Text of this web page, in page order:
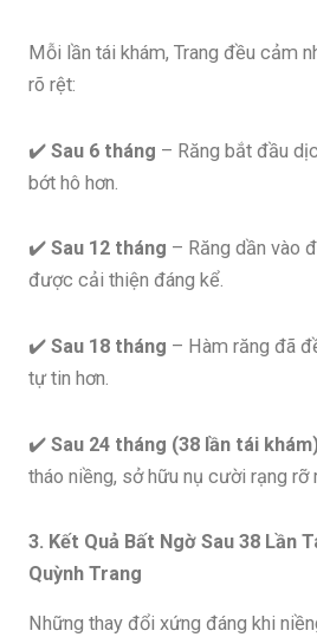
Mỗi lần tái khám, Trang đều cảm
rõ rệt:
✔️ Sau 6 tháng – Răng bắt đầu
bớt hô hơn.
✔️ Sau 12 tháng – Răng dần vào
được cải thiện đáng kể.
✔️ Sau 18 tháng – Hàm răng đã
tự tin hơn.
✔️ Sau 24 tháng (38 lần tái
tháo niềng, sở hữu nụ cười rạng
3. Kết Quả Bất Ngờ Sau 38 Lần
Quỳnh Trang
Những thay đổi xứng đáng khi